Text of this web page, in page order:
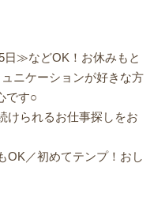
日≫などOK！お休みもと
ニケーションが好きな方
です○
けられるお仕事探しをお
OK／初めてテンプ！おし